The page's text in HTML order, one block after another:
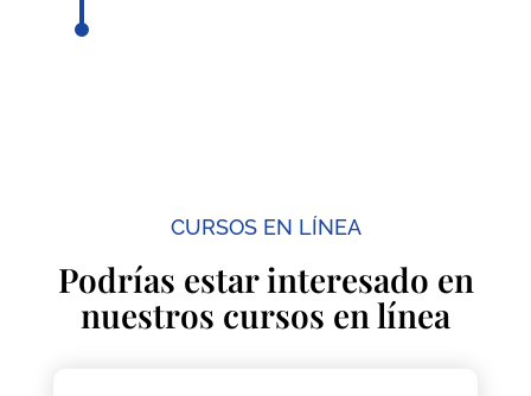
CURSOS EN LÍNEA
Podrías estar interesado en
nuestros cursos en línea